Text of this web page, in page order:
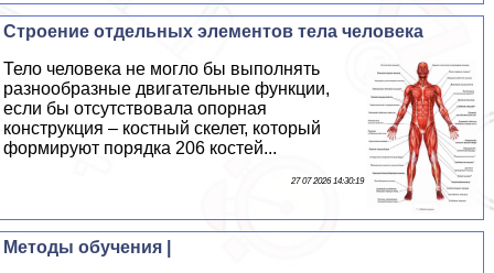
Строение отдельных элементов тела человека
Тело человека не могло бы выполнять
разнообразные двигательные функции,
если бы отсутствовала опopная
конструкция – костный скелет, который
формируют порядка 206 костей...
27 07 2026 14:30:19
Методы обучения |